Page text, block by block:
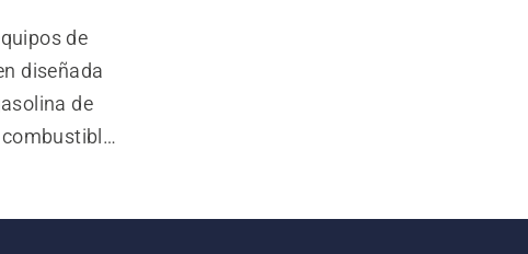
de
diseñada
de